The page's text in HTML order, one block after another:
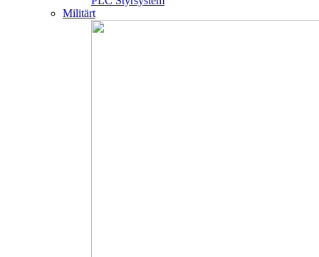
Militärt